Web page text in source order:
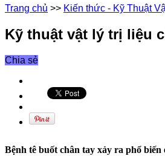
Trang chủ >> Kiến thức - Kỹ Thuật
Kỹ thuật vật lý trị liệu
Chia sẻ
Bệnh tê buốt chân tay xảy ra phổ